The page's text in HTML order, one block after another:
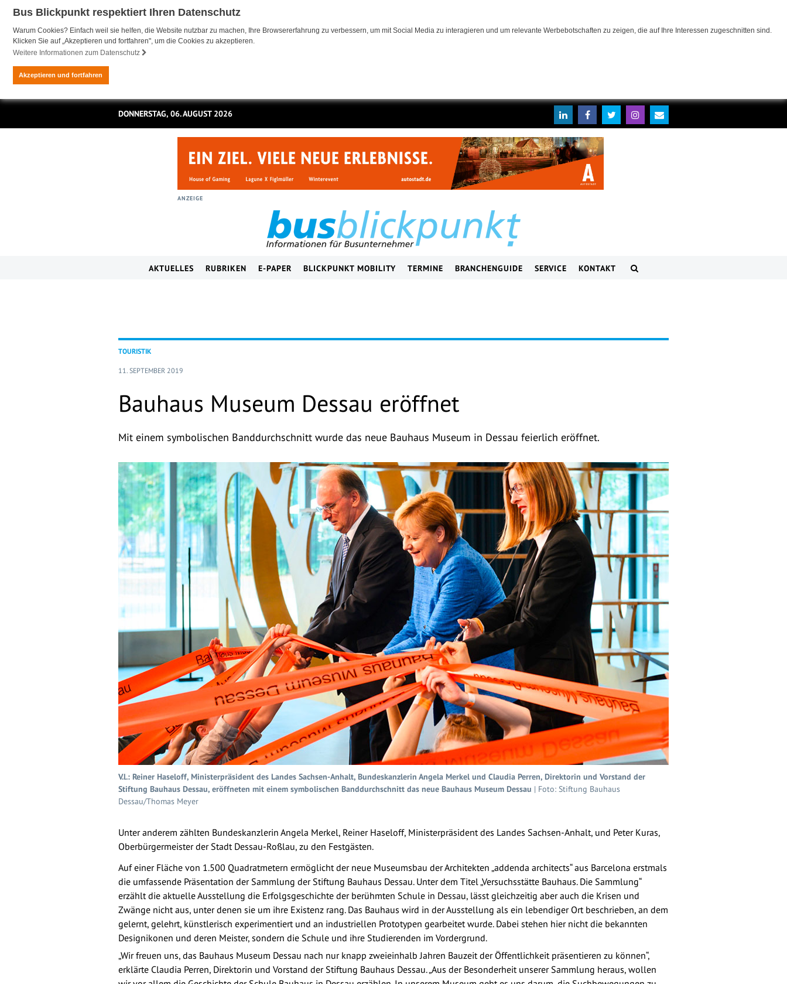
Bus Blickpunkt respektiert Ihren Datenschutz
Warum Cookies? Einfach weil sie helfen, die Website nutzbar zu machen, Ihre Browsererfahrung zu verbessern, um mit Social Media zu interagieren und um relevante Werbebotschaften zu zeigen, die auf Ihre Interessen zugeschnitten sind.
Klicken Sie auf „Akzeptieren und fortfahren", um die Cookies zu akzeptieren.
Weitere Informationen zum Datenschutz
Akzeptieren und fortfahren
DONNERSTAG, 06. AUGUST 2026
ANZEIGE
AKTUELLES RUBRIKEN E-PAPER BLICKPUNKT MOBILITY TERMINE BRANCHENGUIDE SERVICE KONTAKT
TOURISTIK
11. SEPTEMBER 2019
Bauhaus Museum Dessau eröffnet
Mit einem symbolischen Banddurchschnitt wurde das neue Bauhaus Museum in Dessau feierlich eröffnet.
V.l.: Reiner Haseloff, Ministerpräsident des Landes Sachsen-Anhalt, Bundeskanzlerin Angela Merkel und Claudia Perren, Direktorin und Vorstand der
Stiftung Bauhaus Dessau, eröffneten mit einem symbolischen Banddurchschnitt das neue Bauhaus Museum Dessau | Foto: Stiftung Bauhaus
Dessau/Thomas Meyer
Unter anderem zählten Bundeskanzlerin Angela Merkel, Reiner Haseloff, Ministerpräsident des Landes Sachsen-Anhalt, und Peter Kuras,
Oberbürgermeister der Stadt Dessau-Roßlau, zu den Festgästen.
Auf einer Fläche von 1.500 Quadratmetern ermöglicht der neue Museumsbau der Architekten „addenda architects“ aus Barcelona erstmals
die umfassende Präsentation der Sammlung der Stiftung Bauhaus Dessau. Unter dem Titel „Versuchsstätte Bauhaus. Die Sammlung“
erzählt die aktuelle Ausstellung die Erfolgsgeschichte der berühmten Schule in Dessau, lässt gleichzeitig aber auch die Krisen und
Zwänge nicht aus, unter denen sie um ihre Existenz rang. Das Bauhaus wird in der Ausstellung als ein lebendiger Ort beschrieben, an dem
gelernt, gelehrt, künstlerisch experimentiert und an industriellen Prototypen gearbeitet wurde. Dabei stehen hier nicht die bekannten
Designikonen und deren Meister, sondern die Schule und ihre Studierenden im Vordergrund.
„Wir freuen uns, das Bauhaus Museum Dessau nach nur knapp zweieinhalb Jahren Bauzeit der Öffentlichkeit präsentieren zu können“,
erklärte Claudia Perren, Direktorin und Vorstand der Stiftung Bauhaus Dessau. „Aus der Besonderheit unserer Sammlung heraus, wollen